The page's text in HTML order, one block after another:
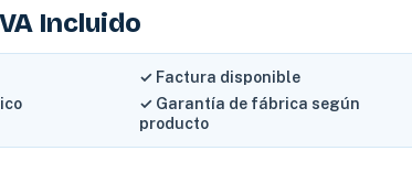
Incluido
✓ Factura disponible
✓ Garantía de fábrica según
producto